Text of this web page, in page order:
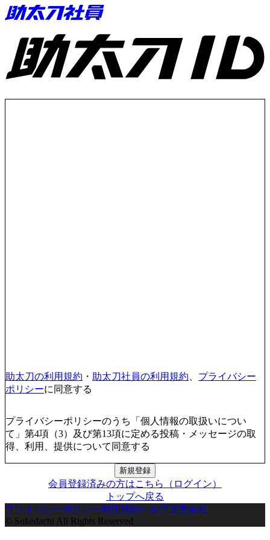
助太刀ID
助太刀の利用規約 ・ 助太刀社員の利用規約
プライバシー
ポリシーに同意する
プライバシーポリシーのうち「個人情報の取扱いについ
て」第4項（3）及び第13項に定める投稿・メッセージの取
得、利用、提供について同意する
新規登録
会員登録済みの方はこちら（ログイン）
トップへ戻る
プライバシーポリシー利用規約ヘルプ運営会社
© Sukedachi All Rights Reserved